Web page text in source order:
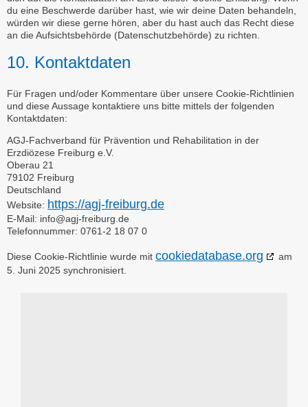
du eine Beschwerde darüber hast, wie wir deine Daten behandeln,
würden wir diese gerne hören, aber du hast auch das Recht diese
an die Aufsichtsbehörde (Datenschutzbehörde) zu richten.
10. Kontaktdaten
Für Fragen und/oder Kommentare über unsere Cookie-Richtlinien
und diese Aussage kontaktiere uns bitte mittels der folgenden
Kontaktdaten:
AGJ-Fachverband für Prävention und Rehabilitation in der
Erzdiözese Freiburg e.V.
Oberau 21
79102 Freiburg
Deutschland
Website: https://agj-freiburg.de
E-Mail: info@agj-freiburg.de
Telefonnummer: 0761-2 18 07 0
Diese Cookie-Richtlinie wurde mit cookiedatabase.org
am
5. Juni 2025 synchronisiert.